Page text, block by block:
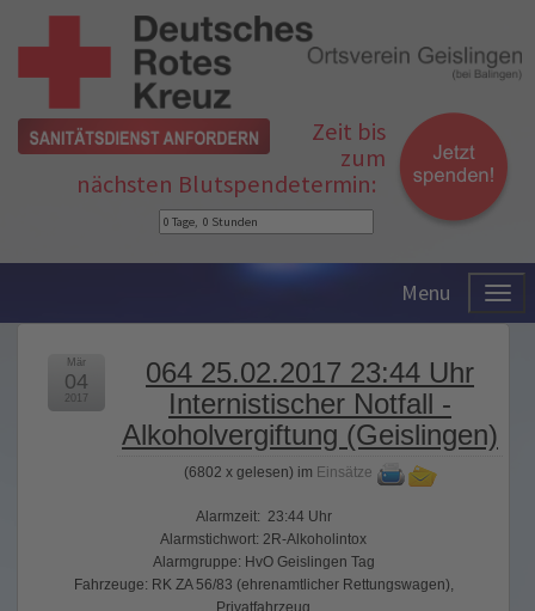
Zeit bis
zum
nächsten Blutspendetermin:
Menu
064 25.02.2017 23:44 Uhr
Internistischer Notfall -
Alkoholvergiftung (Geislingen)
(6802 x gelesen) im Einsätze
Mär
04
2017
Alarmzeit: 23:44 Uhr
Alarmstichwort: 2R-Alkoholintox
Alarmgruppe: HvO Geislingen Tag
Fahrzeuge: RK ZA 56/83 (ehrenamtlicher Rettungswagen),
Privatfahrzeug